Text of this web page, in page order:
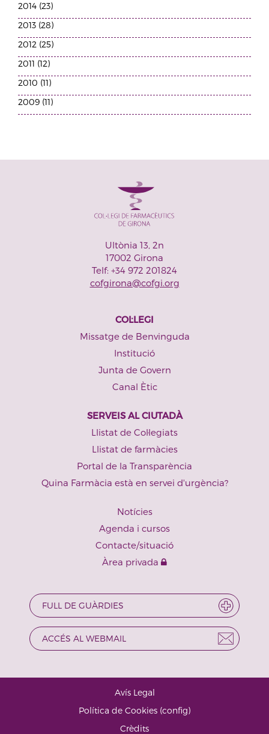
2014 (23)
2013 (28)
2012 (25)
2011 (12)
2010 (11)
2009 (11)
Ultònia 13, 2n
17002 Girona
Telf: +34 972 201824
cofgirona@cofgi.org
COL·LEGI
Missatge de Benvinguda
Institució
Junta de Govern
Canal Ètic
SERVEIS AL CIUTADÀ
Llistat de Col·legiats
Llistat de farmàcies
Portal de la Transparència
Quina Farmàcia està en servei d'urgència?
Notícies
Agenda i cursos
Contacte/situació
Àrea privada
FULL DE GUÀRDIES
ACCÉS AL WEBMAIL
Avís Legal
Política de Cookies (config)
Crèdits